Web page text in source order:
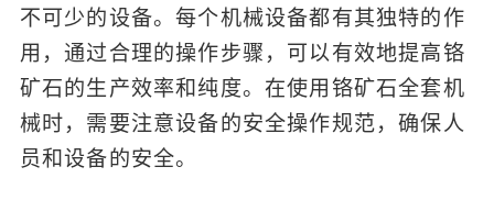
不可少的设备。每个机械设备都有其独特的作
用，通过合理的操作步骤，可以有效地提高铬
矿石的生产效率和纯度。在使用铬矿石全套机
械时，需要注意设备的安全操作规范，确保人
员和设备的安全。